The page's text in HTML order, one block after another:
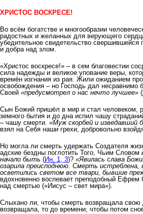
ХРИСТОС ВОСКРЕСЕ!
Во всём богатстве и многообразии
радостных и желанных для верующего
убедительное свидетельство
и добра над злом.
«Христос воскресе!» – в сем благовестии
сила надежды и великое упование веры,
времён изгнания из рая. Жили ожиданием
освобождения – но Господь дал несравнимо
Своей «предусмотрел о нас нечто лучшее» (
Сын Божий пришёл в мир и стал человеком,
земного бытия и до дна испил чашу
– чашу смерти. «Муж скорбей и изведавший
взял на Себя наши грехи, добровольно
Но могла ли смерть удержать Создателя
адские бездны поглотить Того, Чьим Словом
начало быть (Ин. 1, 3)? «Явилась слава
озарила преисподнюю. Смерть
осветились светом все твари, бывшие
вдохновенно воспевает преподобный Ефрем
над смертью («Иисус – свет мира»).
Слыхано ли, чтобы смерть возвращала
возвращала, то до времени, чтобы потом